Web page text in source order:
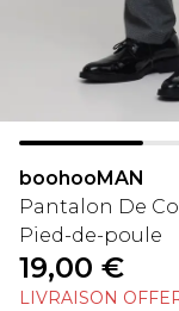
boohooMAN
Pantalon De
Pied-de-poule
19,00 €
LIVRAISON